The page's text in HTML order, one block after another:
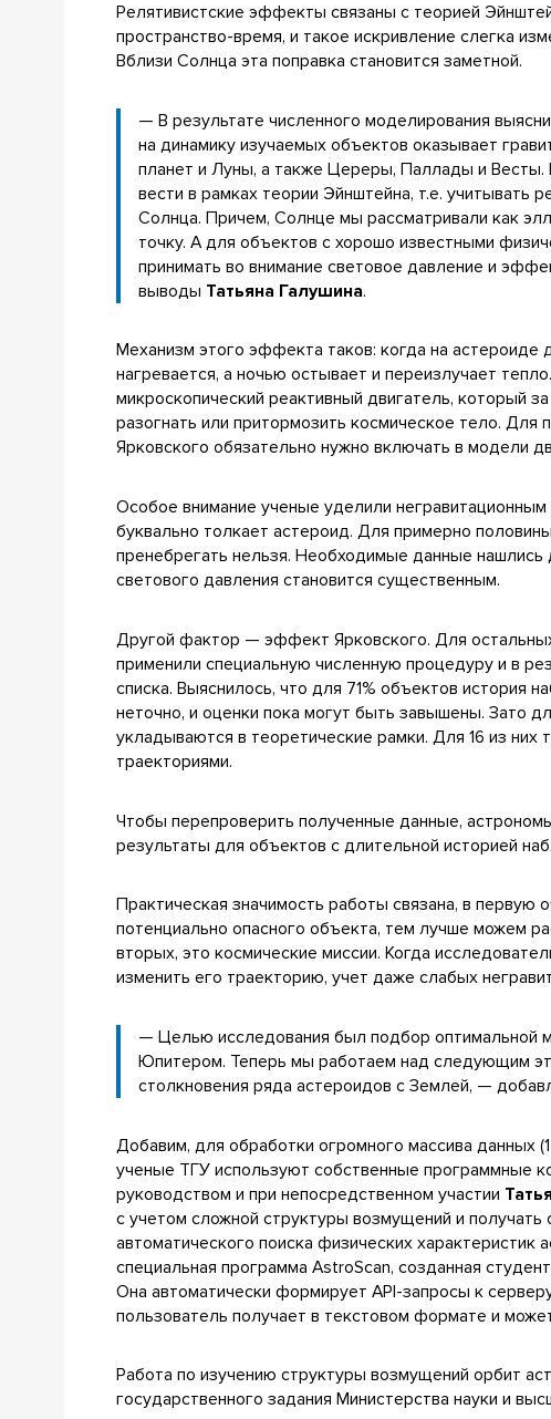
Релятивистские эффекты связаны с теорией
пространство-время, и такое искривление слегка
Вблизи Солнца эта поправка становится заметной.
— В результате численного моделирования
на динамику изучаемых объектов оказывает
планет и Луны, а также Цереры, Паллады и Весты.
вести в рамках теории Эйнштейна, т.е. учитывать
Солнца. Причем, Солнце мы рассматривали как
точку. А для объектов с хорошо известными
принимать во внимание световое давление и
выводы Татьяна Галушина.
Механизм этого эффекта таков: когда на астероиде
нагревается, а ночью остывает и переизлучает
микроскопический реактивный двигатель, который
разогнать или притормозить космическое тело.
Ярковского обязательно нужно включать в модели
Особое внимание ученые уделили
буквально толкает астероид. Для примерно
пренебрегать нельзя. Необходимые данные нашлись
светового давления становится существенным.
Другой фактор — эффект Ярковского. Для
применили специальную численную процедуру и в
списка. Выяснилось, что для 71% объектов
неточно, и оценки пока могут быть завышены. Зато
укладываются в теоретические рамки. Для 16 из
траекториями.
Чтобы перепроверить полученные данные,
результаты для объектов с длительной историей
Практическая значимость работы связана, в
потенциально опасного объекта, тем лучше можем
вторых, это космические миссии. Когда
изменить его траекторию, учет даже слабых
— Целью исследования был подбор оптимальной
Юпитером. Теперь мы работаем над следующим
столкновения ряда астероидов с Землей, —
Добавим, для обработки огромного массива данных
ученые ТГУ используют собственные программные
руководством и при непосредственном участии
с учетом сложной структуры возмущений и
автоматического поиска физических
специальная программа AstroScan, созданная
Она автоматически формирует API-запросы к
пользователь получает в текстовом формате и
Работа по изучению структуры возмущений орбит
государственного задания Министерства науки и